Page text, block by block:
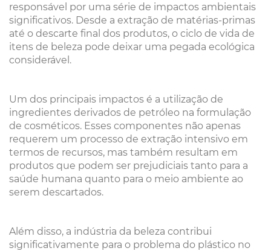
responsável por uma série de impactos ambientais
significativos. Desde a extração de matérias-primas
até o descarte final dos produtos, o ciclo de vida de
itens de beleza pode deixar uma pegada ecológica
considerável.
Um dos principais impactos é a utilização de
ingredientes derivados de petróleo na formulação
de cosméticos. Esses componentes não apenas
requerem um processo de extração intensivo em
termos de recursos, mas também resultam em
produtos que podem ser prejudiciais tanto para a
saúde humana quanto para o meio ambiente ao
serem descartados.
Além disso, a indústria da beleza contribui
significativamente para o problema do plástico no